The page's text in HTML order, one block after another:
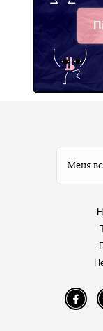
Меня